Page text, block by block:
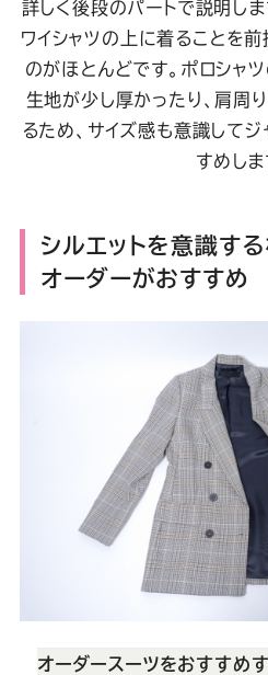
詳しく後段のパートで説明しま
ワイシャツの上に着ることを
のがほとんどです。ポロシャ
生地が少し厚かったり、肩周
るため、サイズ感も意識して
すめしま
シルエットを意識す
オーダーがおすすめ
オーダースーツをおすすめ